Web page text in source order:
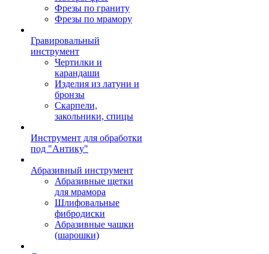
Фрезы по граниту
Фрезы по мрамору
Гравировальный
инструмент
Чертилки и
карандаши
Изделия из латуни и
бронзы
Скарпели,
закольники, спицы
Инструмент для обработки
под "Антику"
Абразивный инструмент
Абразивные щетки
для мрамора
Шлифовальные
фибродиски
Абразивные чашки
(шарошки)